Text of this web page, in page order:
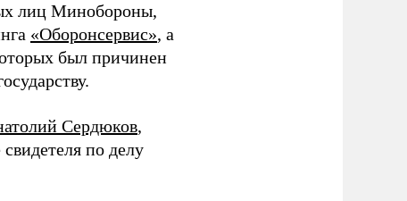
лиц Минобороны,
«Оборонсервис», а
был причинен
Сердюков,
по делу